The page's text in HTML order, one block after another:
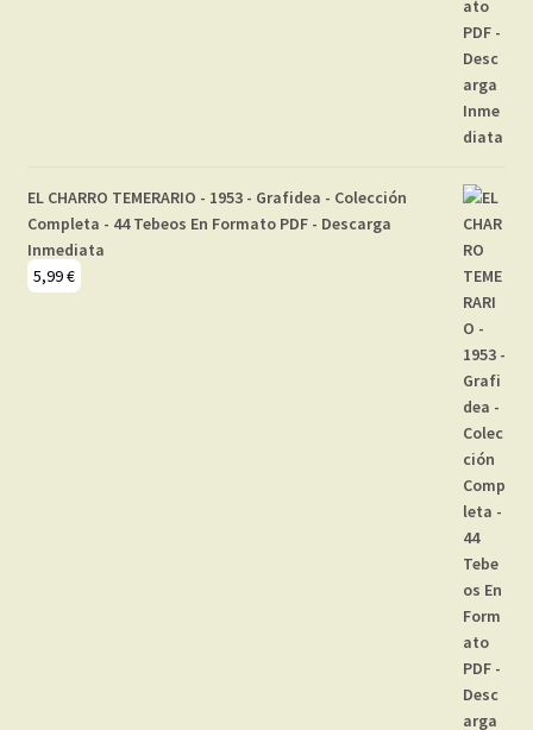
EL CHARRO TEMERARIO - 1953 - Grafidea - Colección
Completa - 44 Tebeos En Formato PDF - Descarga
Inmediata
5,99€